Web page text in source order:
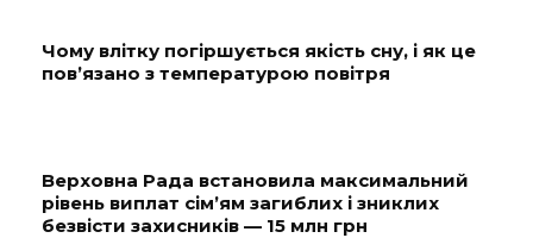
Чому влітку погіршується якість сну, і як це
пов’язано з температурою повітря
Верховна Рада встановила максимальний
рівень виплат сім’ям загиблих і зниклих
безвісти захисників — 15 млн грн